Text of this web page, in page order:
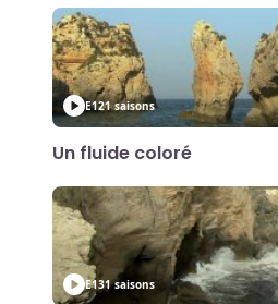
E121 saisons
Un fluide coloré
E131 saisons